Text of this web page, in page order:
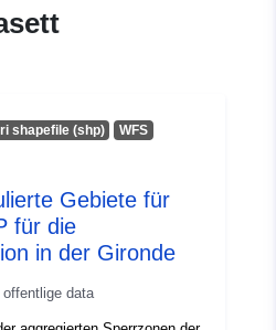
29 July 2026
shapefile (shp)
WFS
Gebiete für
für die
in der Gironde
data